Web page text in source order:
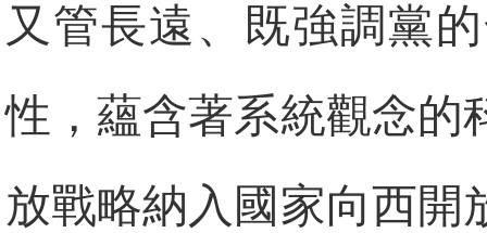
又管長遠、既強調黨
性，蘊含著系統觀念的
放戰略納入國家向西開